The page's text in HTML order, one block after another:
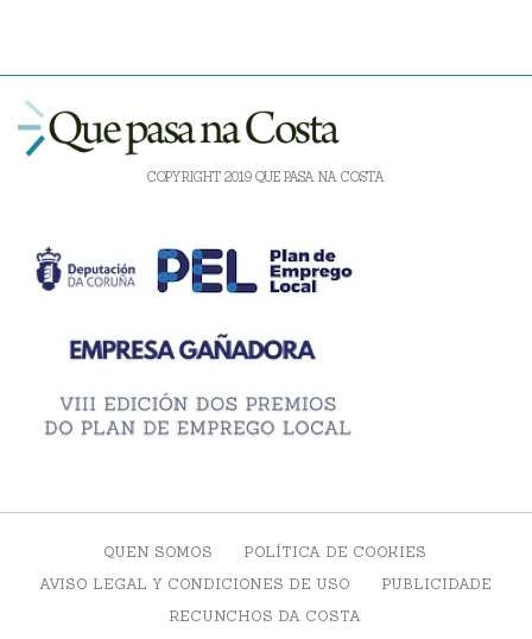
COPYRIGHT 2019 QUE PASA NA COSTA
QUEN SOMOS
POLÍTICA DE COOKIES
AVISO LEGAL Y CONDICIONES DE USO
PUBLICIDADE
RECUNCHOS DA COSTA